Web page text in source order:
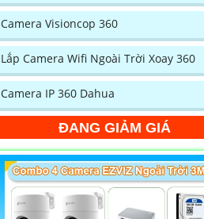
Camera Visioncop 360
Lắp Camera Wifi Ngoài Trời Xoay 360
Camera IP 360 Dahua
ĐANG GIẢM GIÁ